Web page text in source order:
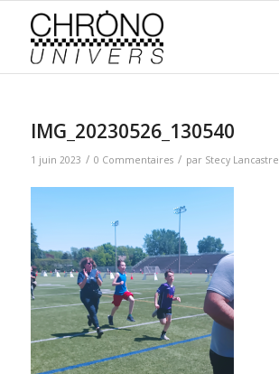
IMG_20230526_130540
1 juin 2023 / 0 Commentaires / par Stecy Lancastre